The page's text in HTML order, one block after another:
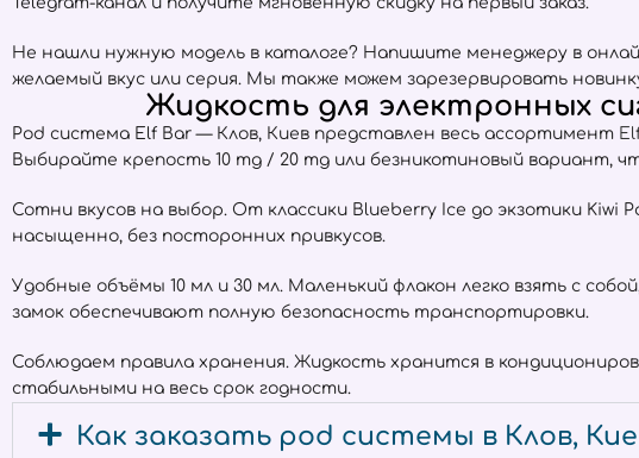
Не нашли нужную модель в каталоге? Напишите менеджеру в
желаемый вкус или серия. Мы также можем зарезервировать
Жидкость для электронных
Pod система Elf Bar — Клов, Киев представлен весь ассортимент
Выбирайте крепость 10 mg / 20 mg или безникотиновый вариант,
Сотни вкусов на выбор. От классики Blueberry Ice до экзотики Kiwi
насыщенно, без посторонних привкусов.
Удобные объёмы 10 мл и 30 мл. Маленький флакон легко взять с
замок обеспечивают полную безопасность транспортировки.
Соблюдаем правила хранения. Жидкость хранится в
стабильными на весь срок годности.
Как заказать pod системы в Клов,